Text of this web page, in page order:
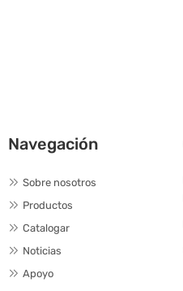
Navegación
Sobre nosotros
Productos
Catalogar
Noticias
Apoyo